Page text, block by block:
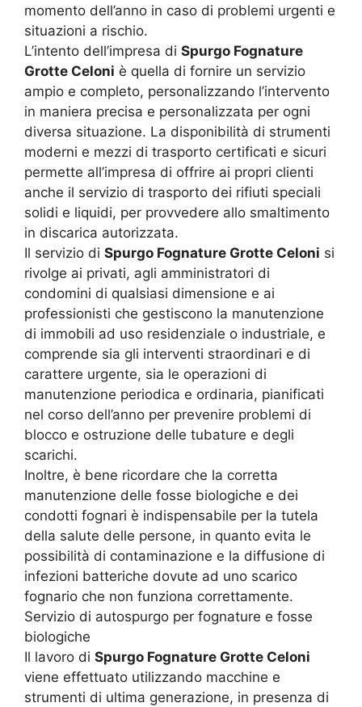
momento dell’anno in caso di problemi urgenti e
situazioni a rischio.
L’intento dell’impresa di Spurgo Fognature
Grotte Celoni è quella di fornire un servizio
ampio e completo, personalizzando l’intervento
in maniera precisa e personalizzata per ogni
diversa situazione. La disponibilità di strumenti
moderni e mezzi di trasporto certificati e sicuri
permette all’impresa di offrire ai propri clienti
anche il servizio di trasporto dei rifiuti speciali
solidi e liquidi, per provvedere allo smaltimento
in discarica autorizzata.
Il servizio di Spurgo Fognature Grotte Celoni si
rivolge ai privati, agli amministratori di
condomini di qualsiasi dimensione e ai
professionisti che gestiscono la manutenzione
di immobili ad uso residenziale o industriale, e
comprende sia gli interventi straordinari e di
carattere urgente, sia le operazioni di
manutenzione periodica e ordinaria, pianificati
nel corso dell’anno per prevenire problemi di
blocco e ostruzione delle tubature e degli
scarichi.
Inoltre, è bene ricordare che la corretta
manutenzione delle fosse biologiche e dei
condotti fognari è indispensabile per la tutela
della salute delle persone, in quanto evita le
possibilità di contaminazione e la diffusione di
infezioni batteriche dovute ad uno scarico
fognario che non funziona correttamente.
Servizio di autospurgo per fognature e fosse
biologiche
Il lavoro di Spurgo Fognature Grotte Celoni
viene effettuato utilizzando macchine e
strumenti di ultima generazione, in presenza di